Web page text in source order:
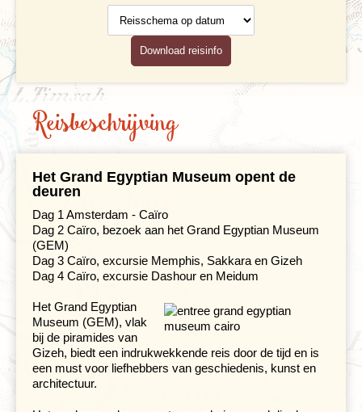
Reisdocumenten
Gezondheid
Klimaat en geografie
Reisbegeleiding en gidsen
op datum
Download reisinfo
Reisbeschrijving
Het Grand Egyptian Museum opent de
deuren
Dag 1 Amsterdam - Caïro
Dag 2 Caïro, bezoek aan het Grand Egyptian Museum
(GEM)
Dag 3 Caïro, excursie Memphis, Sakkara en Gizeh
Dag 4 Caïro, excursie Dashour en Meidum
Het Grand Egyptian
Museum (GEM), vlak
bij de piramides van
Gizeh, biedt een indrukwekkende reis door de tijd en is
een must voor liefhebbers van geschiedenis, kunst en
architectuur.